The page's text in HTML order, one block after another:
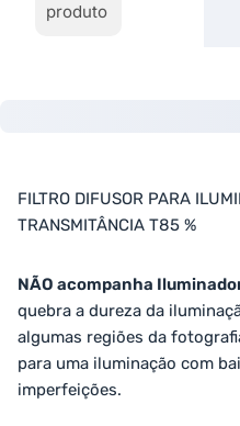
produto
FILTRO DIFUSOR PARA
TRANSMITÂNCIA T85 %
NÃO acompanha
quebra a dureza da
algumas regiões da
para uma iluminação com
imperfeições.